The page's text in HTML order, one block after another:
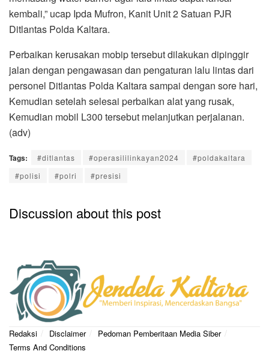
kembali,” ucap Ipda Mufron, Kanit Unit 2 Satuan PJR
Ditlantas Polda Kaltara.
Perbaikan kerusakan mobip tersebut dilakukan dipinggir
jalan dengan pengawasan dan pengaturan lalu lintas dari
personel Ditlantas Polda Kaltara sampai dengan sore hari,
Kemudian setelah selesai perbaikan alat yang rusak,
Kemudian mobil L300 tersebut melanjutkan perjalanan.
(adv)
Tags: #ditlantas #operasililinkayan2024
#poldakaltara
#polisi
#polri #presisi
Discussion about this post
Redaksi Disclaimer
Pedoman Pemberitaan Media Siber
Terms And Conditions